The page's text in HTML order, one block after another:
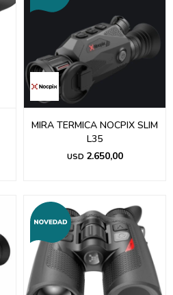
MIRA TERMICA NOCPIX SLIM
L35
USD 2.650,00